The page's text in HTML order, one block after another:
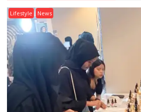
Lifestyle News